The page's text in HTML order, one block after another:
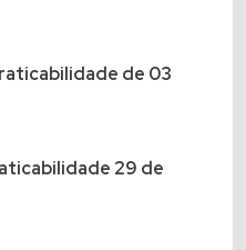
de 03
29 de